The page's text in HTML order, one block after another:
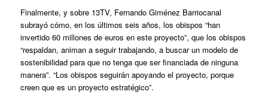
Finalmente, y sobre 13TV, Fernando Giménez Barriocanal
subrayó cómo, en los últimos seis años, los obispos “han
invertido 60 millones de euros en este proyecto”, que los obispos
“respaldan, animan a seguir trabajando, a buscar un modelo de
sostenibilidad para que no tenga que ser financiada de ninguna
manera”. “Los obispos seguirán apoyando el proyecto, porque
creen que es un proyecto estratégico”.